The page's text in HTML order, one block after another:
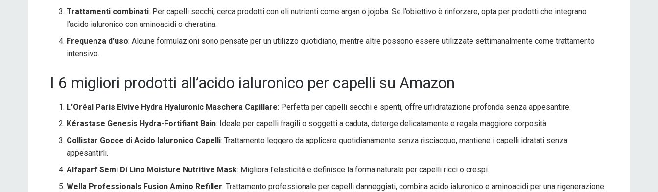
Trattamenti combinati: Per capelli secchi, cerca prodotti con oli nutrienti come argan o jojoba. Se l’obiettivo è rinforzare, opta per prodotti che integrano
l’acido ialuronico con aminoacidi o cheratina.
Frequenza d’uso: Alcune formulazioni sono pensate per un utilizzo quotidiano, mentre altre possono essere utilizzate settimanalmente come trattamento
intensivo.
I 6 migliori prodotti all’acido ialuronico per capelli su Amazon
L’Oréal Paris Elvive Hydra Hyaluronic Maschera Capillare: Perfetta per capelli secchi e spenti, offre un’idratazione profonda senza appesantire.
Kérastase Genesis Hydra-Fortifiant Bain: Ideale per capelli fragili o soggetti a caduta, deterge delicatamente e regala maggiore corposità.
Collistar Gocce di Acido Ialuronico Capelli: Trattamento leggero da applicare quotidianamente senza risciacquo, mantiene i capelli idratati senza
appesantirli.
Alfaparf Semi Di Lino Moisture Nutritive Mask: Migliora l’elasticità e definisce la forma naturale per capelli ricci o crespi.
Wella Professionals Fusion Amino Refiller: Trattamento professionale per capelli danneggiati, combina acido ialuronico e aminoacidi per una rigenerazione